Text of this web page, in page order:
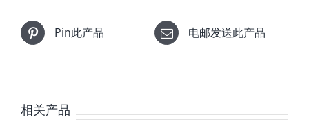
Pin此产品 电邮发送此产品
相关产品